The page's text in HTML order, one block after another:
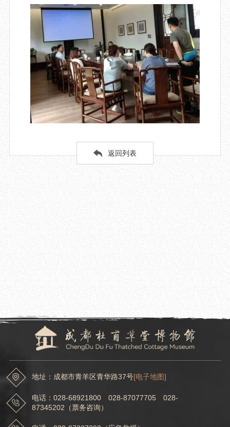
草堂艺术中心
文创咨询
工部祠
少陵草堂碑亭
茅屋景区
唐代遗址
红墙花径
草堂影壁
大雅堂
万佛楼
草堂书院
返回列表
2021.12.15
成都杜甫草堂博物馆完成2021年大树高空安全维护工作
2021.12.13
成都杜甫草堂博物馆开展部分古树名木及高大乔木保护复壮工作
地址：成都市青羊区青华路37号[电子地图]
电话：028-68921800 028-87077705 028-
87345202（票务咨询）